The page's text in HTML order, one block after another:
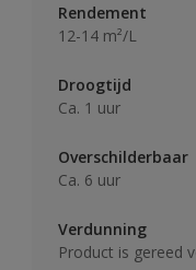
Rendement
12-14 m²/L
Droogtijd
Ca. 1 uur
Overschilderbaar
Ca. 6 uur
Verdunning
Product is gereed